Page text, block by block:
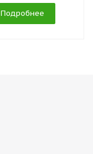
Подробнее